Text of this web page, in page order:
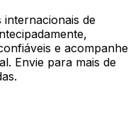
internacionais de
e acompanhe
Envie para mais de